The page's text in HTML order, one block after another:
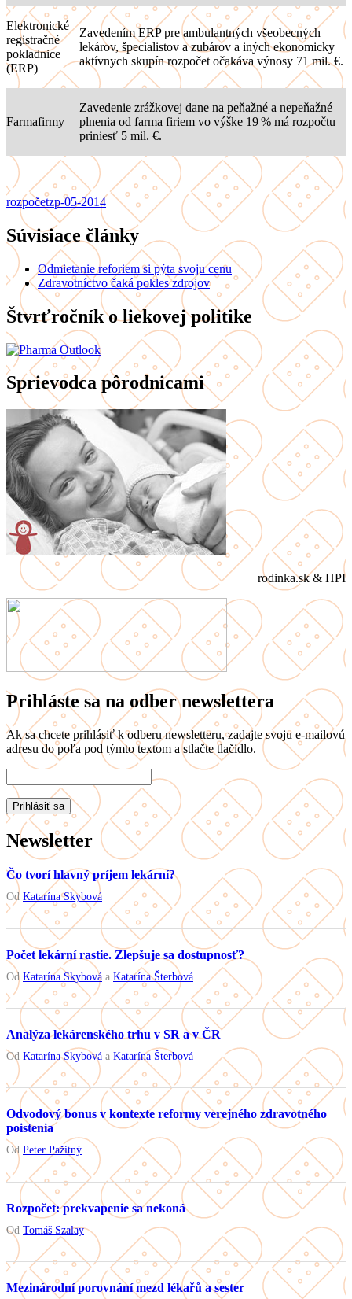
Elektronické
registračné
pokladnice
(ERP)
Zavedením ERP pre ambulantných všeobecných
lekárov, špecialistov a zubárov a iných ekonomicky
aktívnych skupín rozpočet očakáva výnosy 71 mil. €.
Farmafirmy
Zavedenie zrážkovej dane na peňažné a nepeňažné
plnenia od farma firiem vo výške 19 % má rozpočtu
priniesť 5 mil. €.
rozpočetzp-05-2014
Súvisiace články
Odmietanie reforiem si pýta svoju cenu
Zdravotníctvo čaká pokles zdrojov
Štvrťročník o liekovej politike
Sprievodca pôrodnicami
rodinka.sk & HPI
Prihláste sa na odber newslettera
Ak sa chcete prihlásiť k odberu newsletteru, zadajte svoju e-mailovú
adresu do poľa pod týmto textom a stlačte tlačidlo.
Newsletter
Čo tvorí hlavný príjem lekární?
Od Katarína Skybová
Počet lekární rastie. Zlepšuje sa dostupnosť?
Od Katarína Skybová a Katarína Šterbová
Analýza lekárenského trhu v SR a v ČR
Od Katarína Skybová a Katarína Šterbová
Odvodový bonus v kontexte reformy verejného zdravotného
poistenia
Od Peter Pažitný
Rozpočet: prekvapenie sa nekoná
Od Tomáš Szalay
Mezinárodní porovnání mezd lékařů a sester